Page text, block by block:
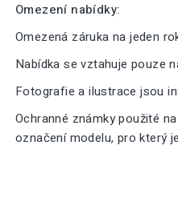
Omezení nabídky:
Omezená záruka na jeden
Nabídka se vztahuje pouze
Fotografie a ilustrace jsou
Ochranné známky použité
označení modelu, pro který